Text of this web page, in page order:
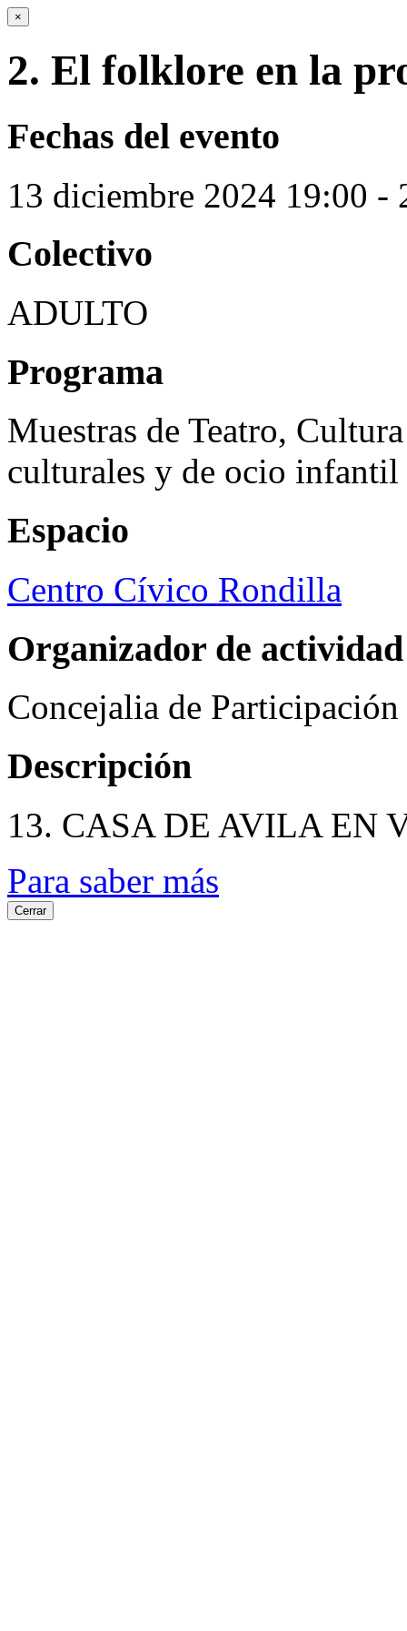
×
2. El folklore en la
Fechas del evento
13 diciembre 2024 19:00 -
Colectivo
ADULTO
Programa
Muestras de Teatro,
culturales y de ocio infantil
Espacio
Centro Cívico Rondilla
Organizador de actividad
Concejalia de
Descripción
13. CASA DE AVILA EN
Para saber más
Cerrar